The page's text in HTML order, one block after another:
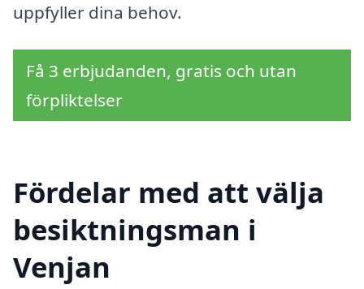
uppfyller dina behov.
Få 3 erbjudanden, gratis och utan
förpliktelser
Fördelar med att välja
besiktningsman i
Venjan